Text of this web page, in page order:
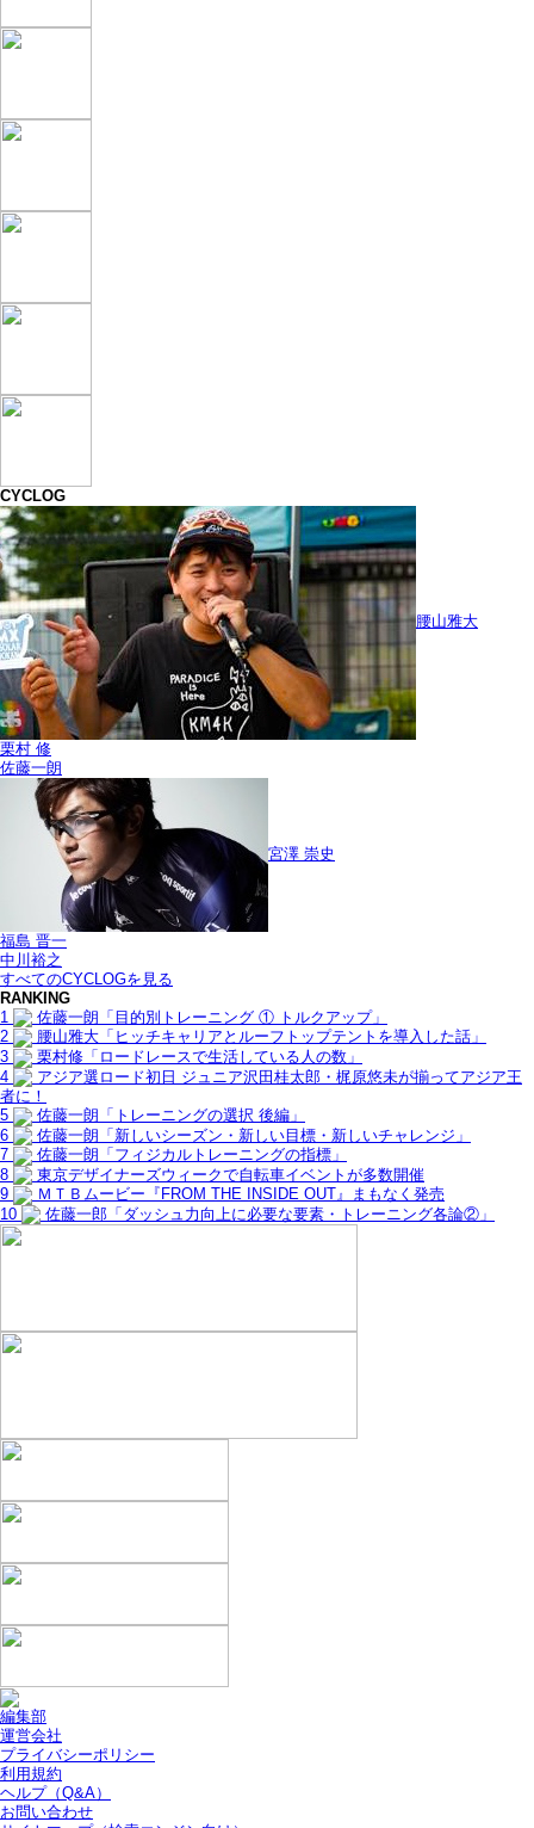
CYCLOG
腰山雅大
栗村 修
佐藤一朗
宮澤 崇史
福島 晋一
中川裕之
すべてのCYCLOGを見る
RANKING
1
佐藤一朗「目的別トレーニング ① トルクアップ」
2
腰山雅大「ヒッチキャリアとルーフトップテントを導入した話」
3
栗村修「ロードレースで生活している人の数」
4
アジア選ロード初日 ジュニア沢田桂太郎・梶原悠未が揃ってアジア王
者に！
5
佐藤一朗「トレーニングの選択 後編」
6
佐藤一朗「新しいシーズン・新しい目標・新しいチャレンジ」
7
佐藤一朗「フィジカルトレーニングの指標」
8
東京デザイナーズウィークで自転車イベントが多数開催
9
ＭＴＢムービー『FROM THE INSIDE OUT』まもなく発売
10
佐藤一郎「ダッシュ力向上に必要な要素・トレーニング各論②」
編集部
運営会社
プライバシーポリシー
利用規約
ヘルプ（Q&A）
お問い合わせ